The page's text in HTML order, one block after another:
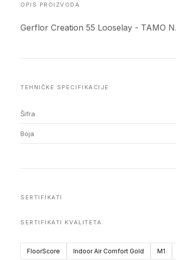
OPIS PROIZVODA
Gerflor Creation 55 Looselay - TAMO
TEHNIČKE SPECIFIKACIJE
Šifra
Boja
SERTIFIKATI
SERTIFIKATI KVALITETA
FloorScore Indoor Air Comfort Gold M1